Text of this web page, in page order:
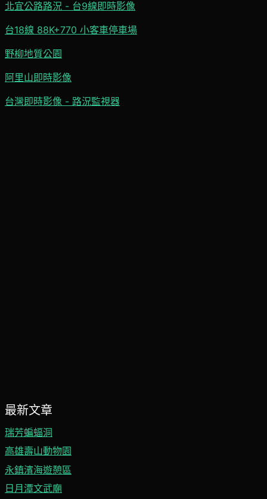
北宜公路路況 - 台9線即時影像
台18線 88K+770 小客車停車場
野柳地質公園
阿里山即時影像
台灣即時影像 - 路況監視器
最新文章
瑞芳蝙蝠洞
高雄壽山動物園
永鎮濱海遊憩區
日月潭文武廟